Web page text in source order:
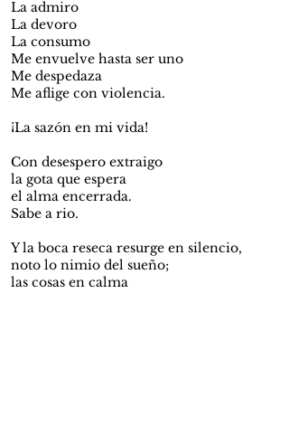
La admiro
La devoro
La consumo
Me envuelve hasta ser uno
Me despedaza
Me aflige con violencia.
¡La sazón en mi vida!
Con desespero extraigo
la gota que espera
el alma encerrada.
Sabe a rio.
Y la boca reseca resurge en silencio,
noto lo nimio del sueño;
las cosas en calma